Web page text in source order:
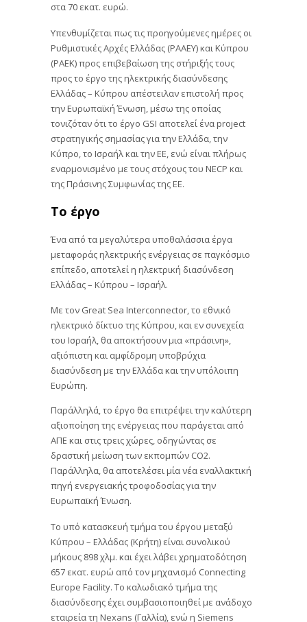
στα 70 εκατ. ευρώ.
Υπενθυμίζεται πως τις προηγούμενες ημέρες οι
Ρυθμιστικές Αρχές Ελλάδας (ΡΑΑΕΥ) και Κύπρου
(ΡΑΕΚ) προς επιβεβαίωση της στήριξής τους
προς το έργο της ηλεκτρικής διασύνδεσης
Ελλάδας – Κύπρου απέστειλαν επιστολή προς
την Ευρωπαϊκή Ένωση, μέσω της οποίας
τονιζόταν ότι το έργο GSI αποτελεί ένα project
στρατηγικής σημασίας για την Ελλάδα, την
Κύπρο, το Ισραήλ και την ΕΕ, ενώ είναι πλήρως
εναρμονισμένο με τους στόχους του NECP και
της Πράσινης Συμφωνίας της ΕΕ.
Το έργο
Ένα από τα μεγαλύτερα υποθαλάσσια έργα
μεταφοράς ηλεκτρικής ενέργειας σε παγκόσμιο
επίπεδο, αποτελεί η ηλεκτρική διασύνδεση
Ελλάδας – Κύπρου – Ισραήλ.
Με τον Great Sea Interconnector, το εθνικό
ηλεκτρικό δίκτυο της Κύπρου, και εν συνεχεία
του Ισραήλ, θα αποκτήσουν μια «πράσινη»,
αξιόπιστη και αμφίδρομη υποβρύχια
διασύνδεση με την Ελλάδα και την υπόλοιπη
Ευρώπη.
Παράλληλά, το έργο θα επιτρέψει την καλύτερη
αξιοποίηση της ενέργειας που παράγεται από
ΑΠΕ και στις τρεις χώρες, οδηγώντας σε
δραστική μείωση των εκπομπών CO2.
Παράλληλα, θα αποτελέσει μία νέα εναλλακτική
πηγή ενεργειακής τροφοδοσίας για την
Ευρωπαϊκή Ένωση.
Το υπό κατασκευή τμήμα του έργου μεταξύ
Κύπρου – Ελλάδας (Κρήτη) είναι συνολικού
μήκους 898 χλμ. και έχει λάβει χρηματοδότηση
657 εκατ. ευρώ από τον μηχανισμό Connecting
Europe Facility. Το καλωδιακό τμήμα της
διασύνδεσης έχει συμβασιοποιηθεί με ανάδοχο
εταιρεία τη Nexans (Γαλλία), ενώ η Siemens